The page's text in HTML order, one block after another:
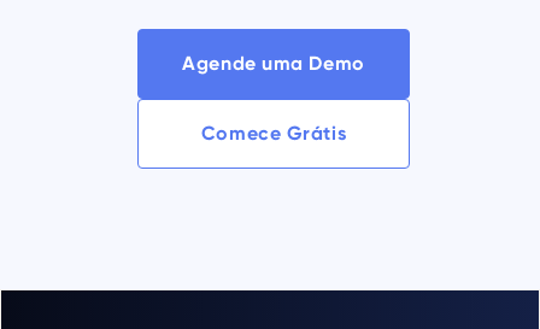
Agende uma Demo
Comece Grátis